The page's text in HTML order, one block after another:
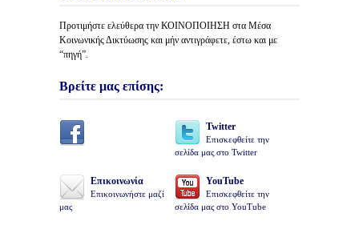
Προτιμήστε ελεύθερα την ΚΟΙΝΟΠΟΙΗΣΗ στα Μέσα
Κοινωνικής Δικτύωσης και μήν αντιγράφετε, έστω και με
“πηγή”.
Βρείτε μας επίσης:
Twitter
Επισκεφθείτε την
σελίδα μας στο Twitter
Επικοινωνία
Επικοινωνήστε μαζί
μας
YouTube
Επισκεφθείτε την
σελίδα μας στο YouTube